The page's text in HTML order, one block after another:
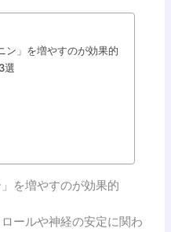
ン」を増やすのが効果的
選
を増やすのが効果的
ールや神経の安定に関わ